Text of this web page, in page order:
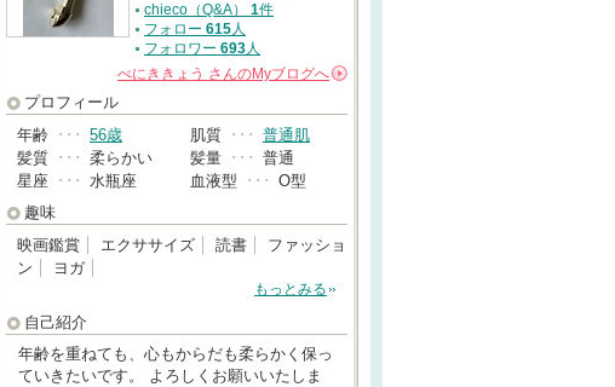
chieco（Q&A） 1件
フォロー 615人
フォロワー 693人
べにききょう さんのMyブログへ
プロフィール
年齢 ･･･ 56歳 肌質 ･･･ 普通肌
髪質 ･･･ 柔らかい 髪量 ･･･ 普通
星座 ･･･ 水瓶座 血液型 ･･･ O型
趣味
映画鑑賞
エクササイズ 読書
ファッショ
ン
ヨガ
もっとみる
自己紹介
年齢を重ねても、心もからだも柔らかく保っ
ていきたいです。 よろしくお願いいたしま